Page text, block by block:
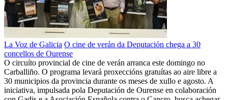
La Voz de Galicia O cine de verán da Deputación chega a 30
concellos de Ourense
O circuíto provincial de cine de verán arranca este domingo no
Carballiño. O programa levará proxeccións gratuítas ao aire libre a
30 municipios da provincia durante os meses de xullo e agosto. A
iniciativa, impulsada pola Deputación de Ourense en colaboración